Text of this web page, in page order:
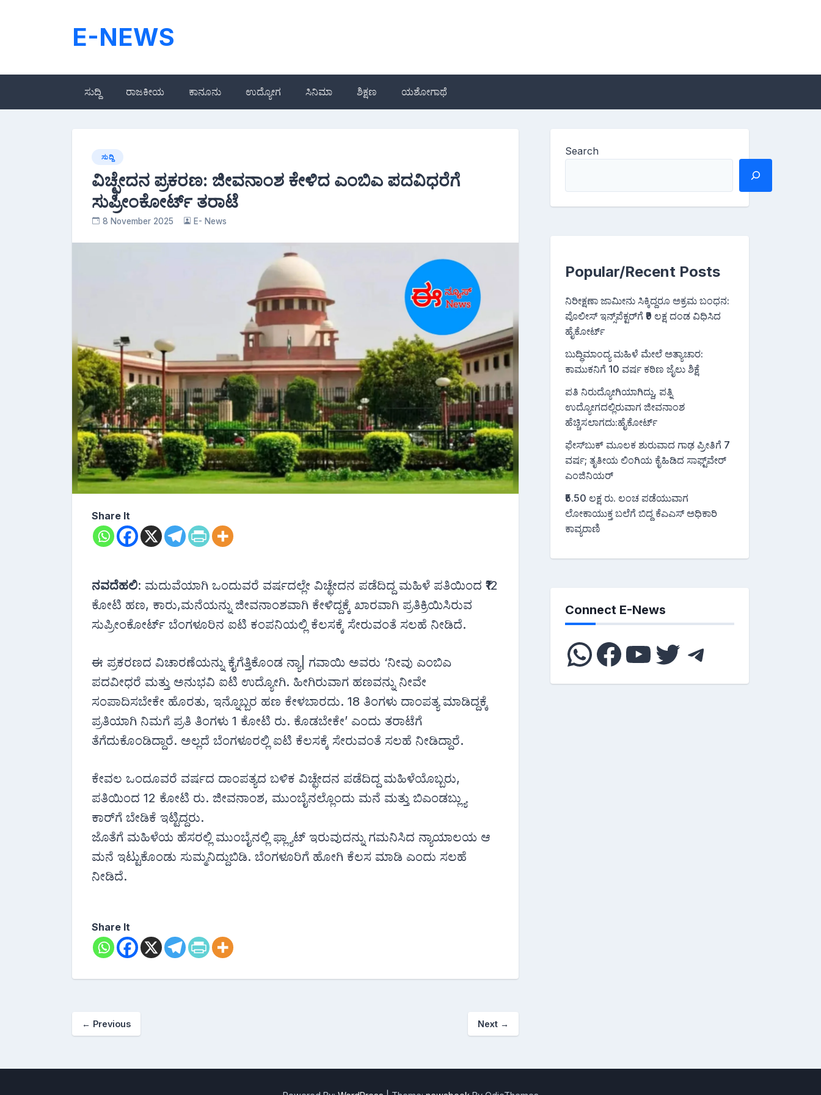
E-NEWS
ಸುದ್ದಿ ರಾಜಕೀಯ ಕಾನೂನು ಉದ್ಯೋಗ ಸಿನಿಮಾ ಶಿಕ್ಷಣ ಯಶೋಗಾಥೆ
ಸುದ್ದಿ
ವಿಚ್ಛೇದನ ಪ್ರಕರಣ: ಜೀವನಾಂಶ ಕೇಳಿದ ಎಂಬಿಎ ಪದವಿಧರೆಗೆ
ಸುಪ್ರೀಂಕೋರ್ಟ್ ತರಾಟೆ
8 November 2025 E- News
Share It
ನವದೆಹಲಿ: ಮದುವೆಯಾಗಿ ಒಂದುವರೆ ವರ್ಷದಲ್ಲೇ ವಿಚ್ಛೇದನ ಪಡೆದಿದ್ದ ಮಹಿಳೆ ಪತಿಯಿಂದ ₹12
ಕೋಟಿ ಹಣ, ಕಾರು,ಮನೆಯನ್ನು ಜೀವನಾಂಶವಾಗಿ ಕೇಳಿದ್ದಕ್ಕೆ ಖಾರವಾಗಿ ಪ್ರತಿಕ್ರಿಯಿಸಿರುವ
ಸುಪ್ರೀಂಕೋರ್ಟ್ ಬೆಂಗಳೂರಿನ ಐಟಿ ಕಂಪನಿಯಲ್ಲಿ ಕೆಲಸಕ್ಕೆ ಸೇರುವಂತೆ ಸಲಹೆ ನೀಡಿದೆ.
ಈ ಪ್ರಕರಣದ ವಿಚಾರಣೆಯನ್ನು ಕೈಗೆತ್ತಿಕೊಂಡ ನ್ಯಾ| ಗವಾಯಿ ಅವರು ‘ನೀವು ಎಂಬಿಎ
ಪದವೀಧರೆ ಮತ್ತು ಅನುಭವಿ ಐಟಿ ಉದ್ಯೋಗಿ. ಹೀಗಿರುವಾಗ ಹಣವನ್ನು ನೀವೇ
ಸಂಪಾದಿಸಬೇಕೇ ಹೊರತು, ಇನ್ನೊಬ್ಬರ ಹಣ ಕೇಳಬಾರದು. 18 ತಿಂಗಳು ದಾಂಪತ್ಯ ಮಾಡಿದ್ದಕ್ಕೆ
ಪ್ರತಿಯಾಗಿ ನಿಮಗೆ ಪ್ರತಿ ತಿಂಗಳು 1 ಕೋಟಿ ರು. ಕೊಡಬೇಕೇ’ ಎಂದು ತರಾಟೆಗೆ
ತೆಗೆದುಕೊಂಡಿದ್ದಾರೆ. ಅಲ್ಲದೆ ಬೆಂಗಳೂರಲ್ಲಿ ಐಟಿ ಕೆಲಸಕ್ಕೆ ಸೇರುವಂತೆ ಸಲಹೆ ನೀಡಿದ್ದಾರೆ.
ಕೇವಲ ಒಂದೂವರೆ ವರ್ಷದ ದಾಂಪತ್ಯದ ಬಳಿಕ ವಿಚ್ಛೇದನ ಪಡೆದಿದ್ದ ಮಹಿಳೆಯೊಬ್ಬರು,
ಪತಿಯಿಂದ 12 ಕೋಟಿ ರು. ಜೀವನಾಂಶ, ಮುಂಬೈನಲ್ಲೊಂದು ಮನೆ ಮತ್ತು ಬಿಎಂಡಬ್ಲ್ಯು
ಕಾರ್‌ಗೆ ಬೇಡಿಕೆ ಇಟ್ಟಿದ್ದರು.
ಜೊತೆಗೆ ಮಹಿಳೆಯ ಹೆಸರಲ್ಲಿ ಮುಂಬೈನಲ್ಲಿ ಫ್ಲ್ಯಾಟ್ ಇರುವುದನ್ನು ಗಮನಿಸಿದ ನ್ಯಾಯಾಲಯ ಆ
ಮನೆ ಇಟ್ಟುಕೊಂಡು ಸುಮ್ಮನಿದ್ದುಬಿಡಿ. ಬೆಂಗಳೂರಿಗೆ ಹೋಗಿ ಕೆಲಸ ಮಾಡಿ ಎಂದು ಸಲಹೆ
ನೀಡಿದೆ.
Share It
← Previous Next →
Search
Popular/Recent Posts
ನಿರೀಕ್ಷಣಾ ಜಾಮೀನು ಸಿಕ್ಕಿದ್ದರೂ ಅಕ್ರಮ ಬಂಧನ:
ಪೊಲೀಸ್ ಇನ್ಸ್‌ಪೆಕ್ಟರ್‌ಗೆ ₹9 ಲಕ್ಷ ದಂಡ ವಿಧಿಸಿದ
ಹೈಕೋರ್ಟ್
ಬುದ್ಧಿಮಾಂದ್ಯ ಮಹಿಳೆ ಮೇಲೆ ಅತ್ಯಾಚಾರ:
ಕಾಮುಕನಿಗೆ 10 ವರ್ಷ ಕಠಿಣ ಜೈಲು ಶಿಕ್ಷೆ
ಪತಿ ನಿರುದ್ಯೋಗಿಯಾಗಿದ್ದು, ಪತ್ನಿ
ಉದ್ಯೋಗದಲ್ಲಿರುವಾಗ ಜೀವನಾಂಶ
ಹೆಚ್ಚಿಸಲಾಗದು:ಹೈಕೋರ್ಟ್
ಫೇಸ್‌ಬುಕ್‌ ಮೂಲಕ ಶುರುವಾದ ಗಾಢ ಪ್ರೀತಿಗೆ 7
ವರ್ಷ; ತೃತೀಯ ಲಿಂಗಿಯ ಕೈಹಿಡಿದ ಸಾಫ್ಟ್‌ವೇರ್
ಎಂಜಿನಿಯರ್
₹5.50 ಲಕ್ಷ ರು. ಲಂಚ ಪಡೆಯುವಾಗ
ಲೋಕಾಯುಕ್ತ ಬಲೆಗೆ ಬಿದ್ದ ಕೆಎಎಸ್ ಅಧಿಕಾರಿ
ಕಾವ್ಯರಾಣಿ
Connect E-News
WhatsApp
Facebook
YouTube
Twitter
Telegram